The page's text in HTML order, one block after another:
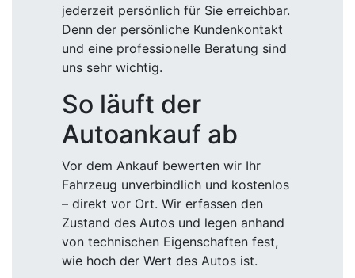
jederzeit persönlich für Sie erreichbar.
Denn der persönliche Kundenkontakt
und eine professionelle Beratung sind
uns sehr wichtig.
So läuft der
Autoankauf ab
Vor dem Ankauf bewerten wir Ihr
Fahrzeug unverbindlich und kostenlos
– direkt vor Ort. Wir erfassen den
Zustand des Autos und legen anhand
von technischen Eigenschaften fest,
wie hoch der Wert des Autos ist.